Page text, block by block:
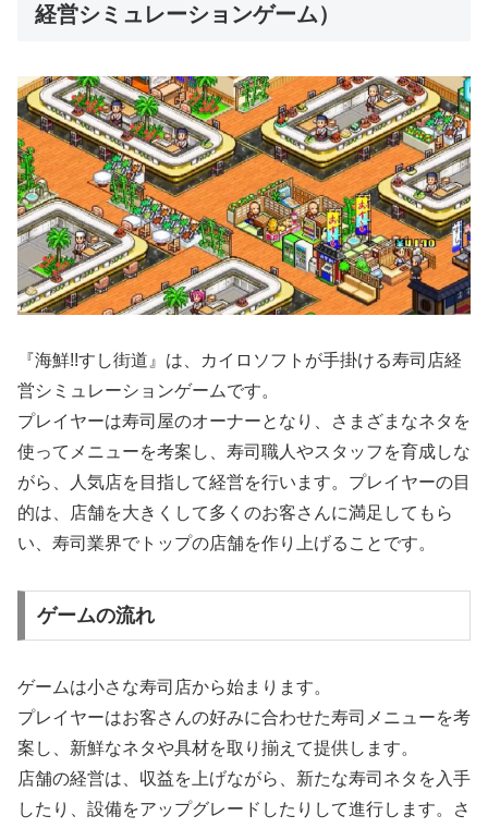
経営シミュレーションゲーム）
『海鮮!!すし街道』は、カイロソフトが手掛ける寿司店経
営シミュレーションゲームです。
プレイヤーは寿司屋のオーナーとなり、さまざまなネタを
使ってメニューを考案し、寿司職人やスタッフを育成しな
がら、人気店を目指して経営を行います。プレイヤーの目
的は、店舗を大きくして多くのお客さんに満足してもら
い、寿司業界でトップの店舗を作り上げることです。
ゲームの流れ
ゲームは小さな寿司店から始まります。
プレイヤーはお客さんの好みに合わせた寿司メニューを考
案し、新鮮なネタや具材を取り揃えて提供します。
店舗の経営は、収益を上げながら、新たな寿司ネタを入手
したり、設備をアップグレードしたりして進行します。さ